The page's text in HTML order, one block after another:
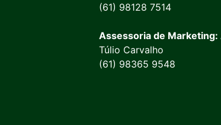
(61) 98128 7514
Assessoria de
Túlio Carvalho
(61) 98365 9548